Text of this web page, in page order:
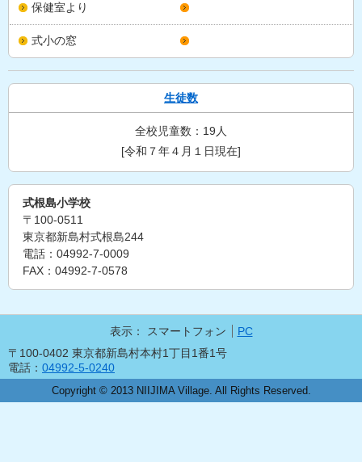
保健室より
式小の窓
全校児童数：19人
[令和７年４月１日現在]
式根島小学校
〒100-0511
東京都新島村式根島244
電話：04992-7-0009
FAX：04992-7-0578
表示： スマートフォン
PC
〒100-0402 東京都新島村本村1丁目1番1号
電話： 04992-5-0240
Copyright © 2013 NIIJIMA Village. All Rights Reserved.